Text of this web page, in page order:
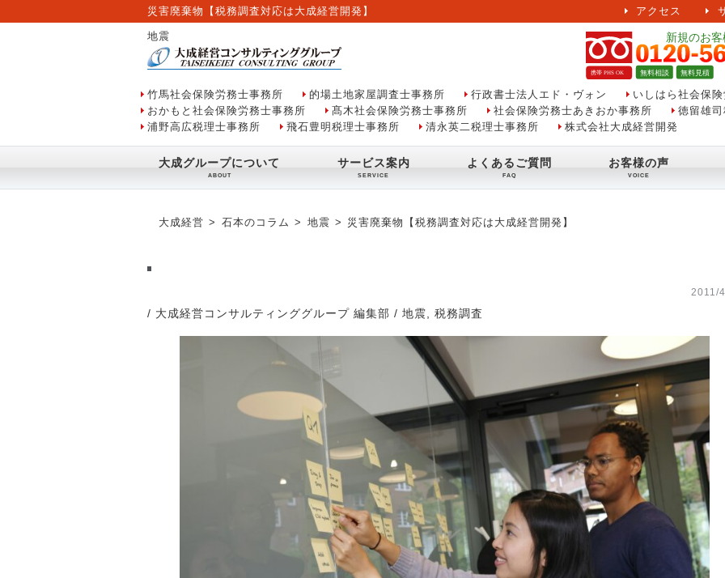
災害廃棄物【税務調査対応は大成経営開発】 アクセス
地震
竹馬社会保険労務士事務所 的場土地家屋調査士事務所 行政書士法人エド・ヴォン
いしはら社会保
おかもと社会保険労務士事務所
髙木社会保険労務士事務所 社会保険労務士あきおか事務所
徳留雄
浦野高広税理士事務所
飛石豊明税理士事務所 清永英二税理士事務所 株式会社大成経営開発
大成グループについて サービス案内 よくあるご質問 お客様の声
大成経営 石本のコラム 地震 災害廃棄物【税務調査対応は大成経営開発】
2011/
/ 大成経営コンサルティンググループ 編集部 / 地震 税務調査